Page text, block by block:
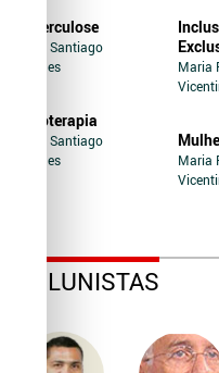
Tuberculose
Jairo Santiago
Novaes
Soroterapia
Jairo Santiago
Novaes
Maria
Maria
COLUNISTAS